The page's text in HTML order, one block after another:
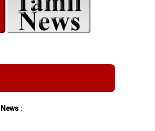
: